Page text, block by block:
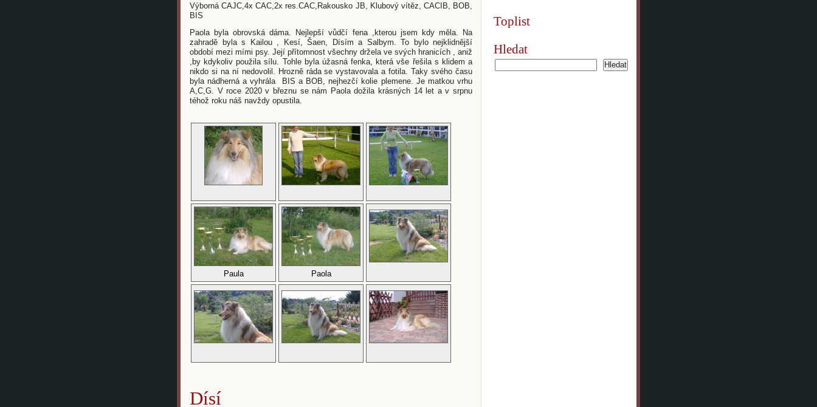
Výborná CAJC,4x CAC,2x res.CAC,Rakousko JB, Klubový vítěz, CACIB, BOB,
BIS
Paola byla obrovská dáma. Nejlepší vůdčí fena ,kterou jsem kdy měla. Na
zahradě byla s Kailou , Kesí, Šaen, Dísím a Salbym. To bylo nejklidnější
období mezi mími psy. Její přítomnost všechny držela ve svých hranicích , aniž
,by kdykoliv použila sílu. Tohle byla úžasná fenka, která vše řešila s klidem a
nikdo si na ní nedovolil. Hrozně ráda se vystavovala a fotila. Taky svého času
byla nádherná a vyhrála BIS a BOB, nejhezčí kolie plemene. Je matkou vrhu
A,C,G. V roce 2020 v březnu se nám Paola dožila krásných 14 let a v srpnu
téhož roku náš navždy opustila.
Paula Paola
Dísí
Toplist
Hledat